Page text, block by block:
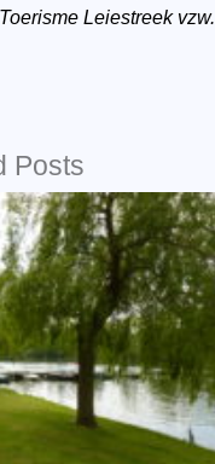
Leiestreek vzw.
Posts